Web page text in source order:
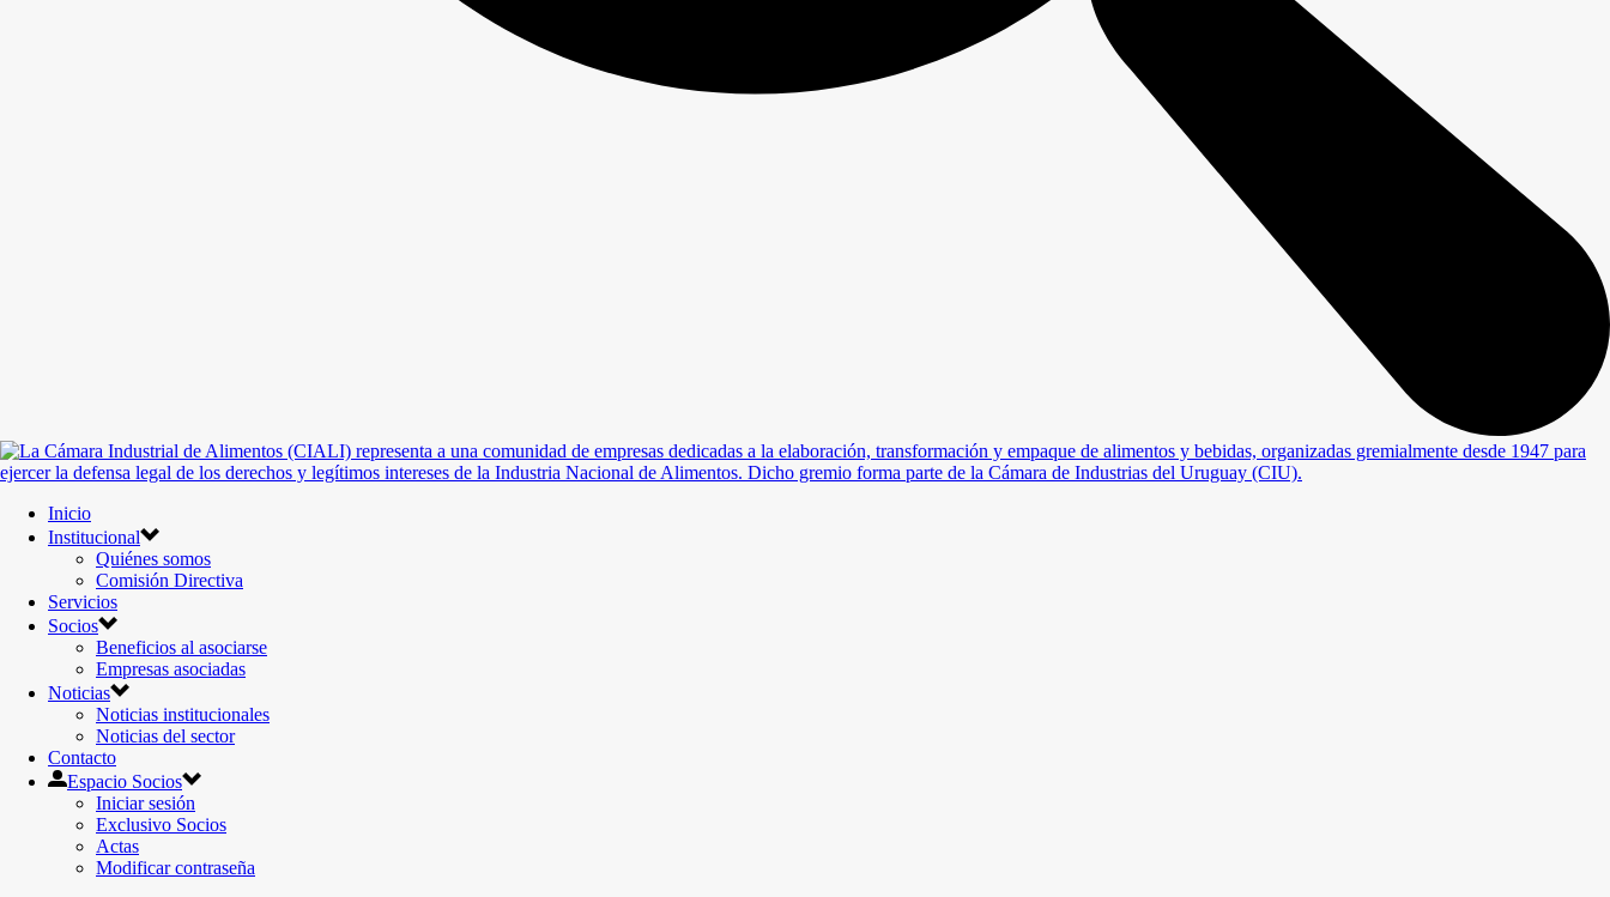
Inicio
Institucional
Quiénes somos
Comisión Directiva
Servicios
Socios
Beneficios al asociarse
Empresas asociadas
Noticias
Noticias institucionales
Noticias del sector
Contacto
Espacio Socios
Iniciar sesión
Exclusivo Socios
Actas
Modificar contraseña